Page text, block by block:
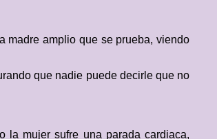
madre amplio que se prueba, viendo
que nadie puede decirle que no
la mujer sufre una parada cardiaca,